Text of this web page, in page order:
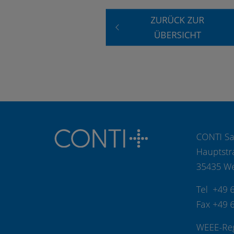
ZURÜCK ZUR
ÜBERSICHT
CONTI
35435
Tel +49
Fax +49
WEEE-